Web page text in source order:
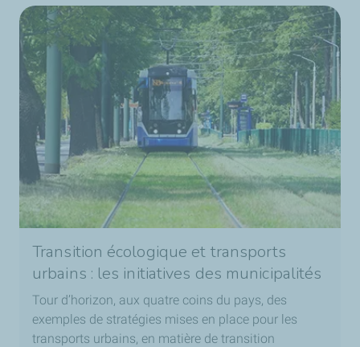
Transition écologique et transports
urbains : les initiatives des municipalités
Tour d’horizon, aux quatre coins du pays, des
exemples de stratégies mises en place pour les
transports urbains, en matière de transition